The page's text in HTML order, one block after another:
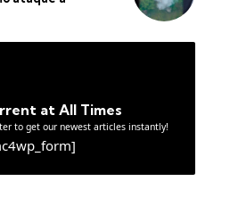
at All Times
to get our newest articles instantly!